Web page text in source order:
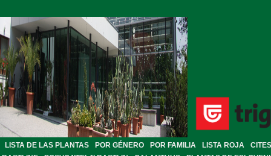
LISTA DE LAS PLANTAS POR GÉNERO POR FAMILIA LISTA ROJA
CITES